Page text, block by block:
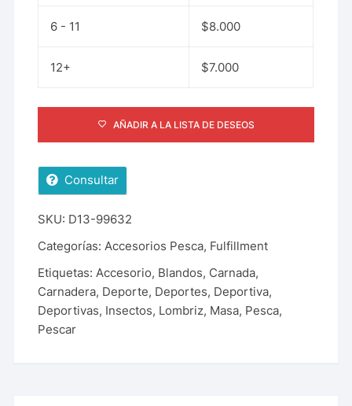
6 - 11 $8.000
12+ $7.000
AÑADIR A LA LISTA DE DESEOS
Consultar
SKU: D13-99632
Categorías:Accesorios Pesca, Fulfillment
Etiquetas:Accesorio, Blandos, Carnada,
Carnadera, Deporte, Deportes, Deportiva,
Deportivas, Insectos, Lombriz, Masa, Pesca,
Pescar